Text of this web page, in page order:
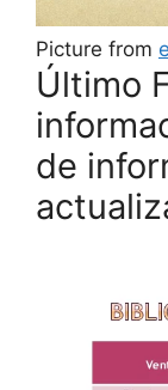
Picture from
Último
de